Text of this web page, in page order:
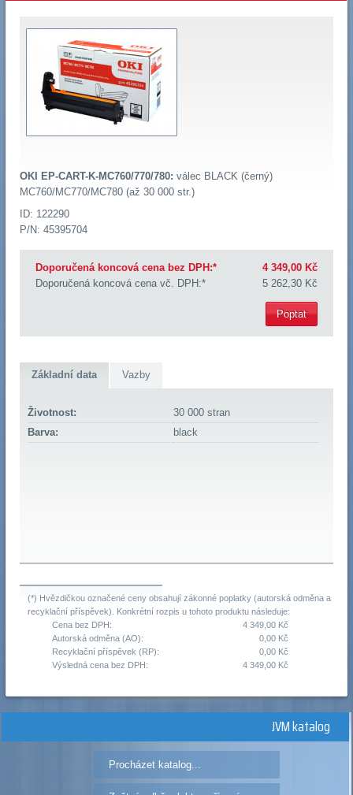
OKI EP-CART-K-MC760/770/780: válec BLACK (černý)
MC760/MC770/MC780 (až 30 000 str.)
ID: 122290
P/N: 45395704
Doporučená koncová cena bez DPH:*
4 349,00 Kč
Doporučená koncová cena vč. DPH:*
5 262,30 Kč
Poptat
Základní data Vazby
Životnost:
30 000 stran
Barva:
black
(*) Hvězdičkou označené ceny obsahují zákonné poplatky (autorská odměna a
recyklační příspěvek). Konkrétní rozpis u tohoto produktu následuje:
Cena bez DPH:
4 349,00 Kč
Autorská odměna (AO):
0,00 Kč
Recyklační příspěvek (RP):
0,00 Kč
Výsledná cena bez DPH:
4 349,00 Kč
JVM katalog
Procházet katalog...